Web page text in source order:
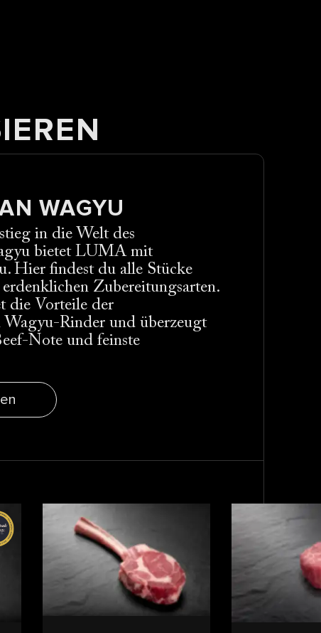
WAGYU
in die Welt des
bietet LUMA mit
Hier findest du alle Stücke
Zubereitungsarten.
die Vorteile der
Wagyu-Rinder und überzeugt
Note und feinste